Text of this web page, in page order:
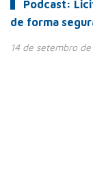
Podcast:
de forma
14 de setembro